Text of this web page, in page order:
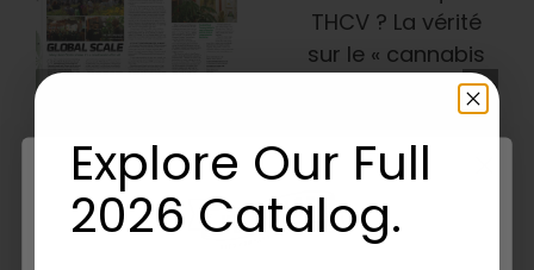
? La Vérité
Sur Le «
L'énergie Et
Les Effets
Psychotropes
Company
Préserve
L'histoire Du
Une Variété
Ancienne À
Honeysuckle
Explore Our Full
2026 Catalog.